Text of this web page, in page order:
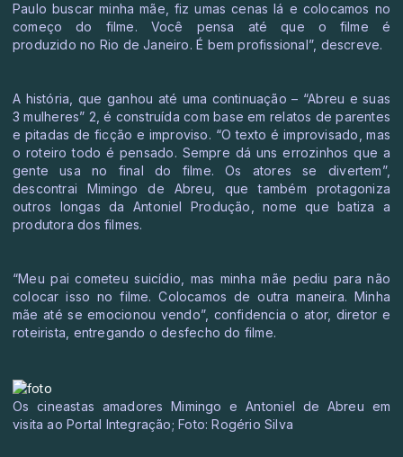
Paulo buscar minha mãe, fiz umas cenas lá e colocamos no
começo do filme. Você pensa até que o filme é
produzido no Rio de Janeiro. É bem profissional”, descreve.
A história, que ganhou até uma continuação – “Abreu e suas
3 mulheres” 2, é construída com base em relatos de parentes
e pitadas de ficção e improviso. “O texto é improvisado, mas
o roteiro todo é pensado. Sempre dá uns errozinhos que a
gente usa no final do filme. Os atores se divertem”,
descontrai Mimingo de Abreu, que também protagoniza
outros longas da Antoniel Produção, nome que batiza a
produtora dos filmes.
“Meu pai cometeu suicídio, mas minha mãe pediu para não
colocar isso no filme. Colocamos de outra maneira. Minha
mãe até se emocionou vendo”, confidencia o ator, diretor e
roteirista, entregando o desfecho do filme.
Os cineastas amadores Mimingo e Antoniel de Abreu em
visita ao Portal Integração; Foto: Rogério Silva